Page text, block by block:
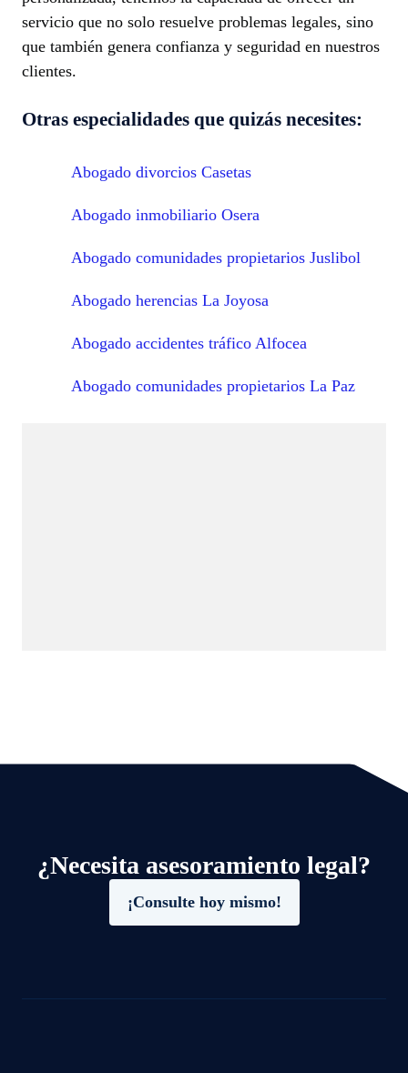
servicio que no solo resuelve problemas legales, sino
que también genera confianza y seguridad en nuestros
clientes.
Otras especialidades que quizás necesites:
Abogado divorcios Casetas
Abogado inmobiliario Osera
Abogado comunidades propietarios Juslibol
Abogado herencias La Joyosa
Abogado accidentes tráfico Alfocea
Abogado comunidades propietarios La Paz
¿Necesita asesoramiento legal?
¡Consulte hoy mismo!